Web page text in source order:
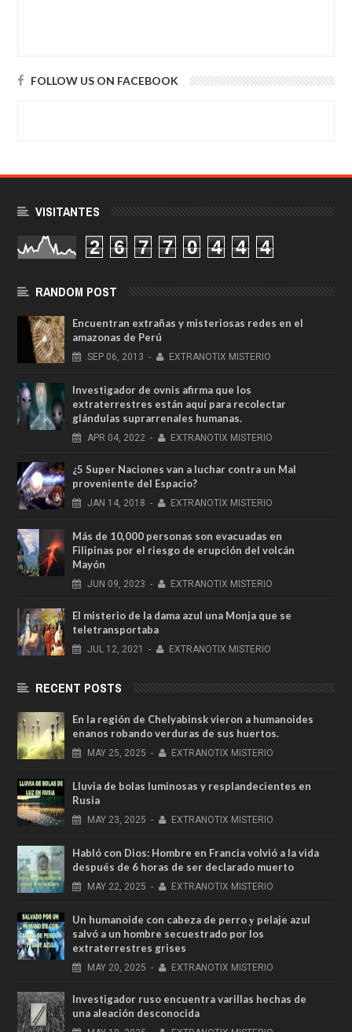
FOLLOW US ON FACEBOOK
VISITANTES
2 6 7 7 0 4 4 4
RANDOM POST
Encuentran extrañas y misteriosas redes en el
amazonas de Perú
SEP 06, 2013 - EXTRANOTIX MISTERIO
Investigador de ovnis afirma que los
extraterrestres están aquí para recolectar
glándulas suprarrenales humanas.
APR 04, 2022 - EXTRANOTIX MISTERIO
¿5 Super Naciones van a luchar contra un Mal
proveniente del Espacio?
JAN 14, 2018 - EXTRANOTIX MISTERIO
Más de 10,000 personas son evacuadas en
Filipinas por el riesgo de erupción del volcán
Mayón
JUN 09, 2023 - EXTRANOTIX MISTERIO
El misterio de la dama azul una Monja que se
teletransportaba
JUL 12, 2021 - EXTRANOTIX MISTERIO
RECENT POSTS
En la región de Chelyabinsk vieron a humanoides
enanos robando verduras de sus huertos.
MAY 25, 2025 - EXTRANOTIX MISTERIO
Lluvia de bolas luminosas y resplandecientes en
Rusia
MAY 23, 2025 - EXTRANOTIX MISTERIO
Habló con Dios: Hombre en Francia volvió a la vida
después de 6 horas de ser declarado muerto
MAY 22, 2025 - EXTRANOTIX MISTERIO
Un humanoide con cabeza de perro у pelaje azul
salvó a un hombre secuestrado por los
extraterrestres grises
MAY 20, 2025 - EXTRANOTIX MISTERIO
Investigador ruso encuentra varillas hechas de
una aleación desconocida